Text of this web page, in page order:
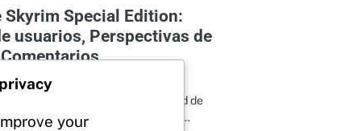
Skyrim Special Edition:
usuarios, Perspectivas de
2026
Edition trae una gran cantidad de
que elevan la experiencia de…
your